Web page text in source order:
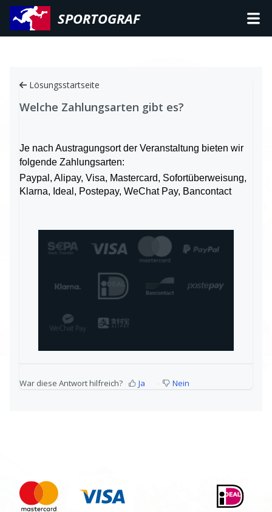
SPORTOGRAF
Lösungsstartseite
Welche Zahlungsarten gibt es?
Je nach Austragungsort der Veranstaltung bieten wir
folgende Zahlungsarten:
Paypal, Alipay, Visa, Mastercard, Sofortüberweisung,
Klarna, Ideal, Postepay, WeChat Pay, Bancontact
War diese Antwort hilfreich? Ja Nein